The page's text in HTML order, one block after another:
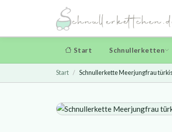
Start Schnullerketten
Start Schnullerkette Meerjungfrau